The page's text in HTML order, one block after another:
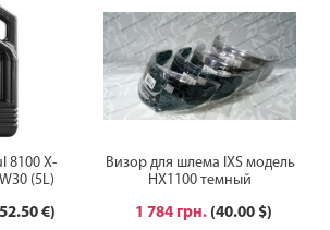
8100 X-
(5L)
€)
Визор для шлема IXS модель
HX1100 темный
1 784 грн. (40.00 $)